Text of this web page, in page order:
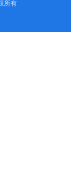
所有